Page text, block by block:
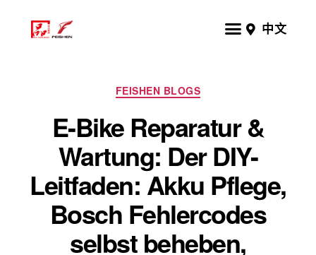
中文
FEISHEN BLOGS
E-Bike Reparatur &
Wartung: Der DIY-
Leitfaden: Akku Pflege,
Bosch Fehlercodes
selbst beheben,